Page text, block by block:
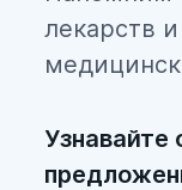
лекарств
Узнавайте